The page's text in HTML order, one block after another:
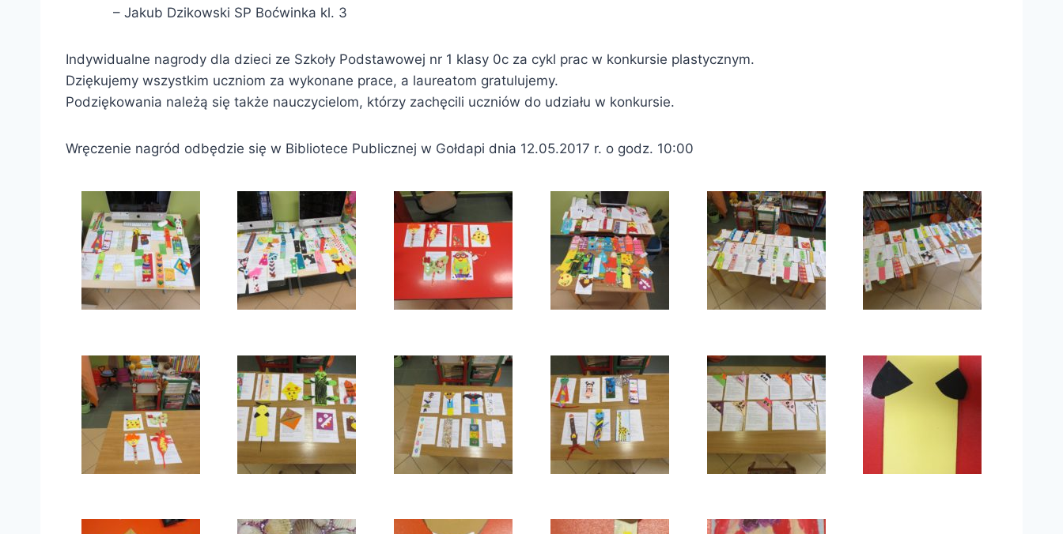
– Jakub Dzikowski SP Boćwinka kl. 3
Indywidualne nagrody dla dzieci ze Szkoły Podstawowej nr 1 klasy 0c za cykl prac w konkursie plastycznym.
Dziękujemy wszystkim uczniom za wykonane prace, a laureatom gratulujemy.
Podziękowania należą się także nauczycielom, którzy zachęcili uczniów do udziału w konkursie.
Wręczenie nagród odbędzie się w Bibliotece Publicznej w Gołdapi dnia 12.05.2017 r. o godz. 10:00